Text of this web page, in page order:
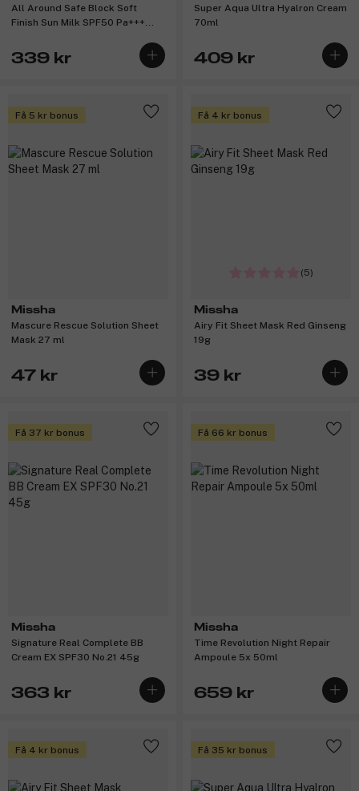
All Around Safe Block Soft
Finish Sun Milk SPF50 Pa+++
339 kr
Super Aqua Ultra Hyalron Cream
70ml
409 kr
Få 5 kr bonus
Missha
Mascure Rescue Solution Sheet
Mask 27 ml
47 kr
Få 4 kr bonus
(5)
Missha
Airy Fit Sheet Mask Red Ginseng
19g
39 kr
Få 37 kr bonus
Missha
Signature Real Complete BB
Cream EX SPF30 No.21 45g
363 kr
Få 66 kr bonus
Missha
Time Revolution Night Repair
Ampoule 5x 50ml
659 kr
Få 4 kr bonus Få 35 kr bonus